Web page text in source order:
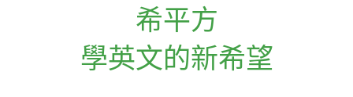
希平方
學英文的新希望